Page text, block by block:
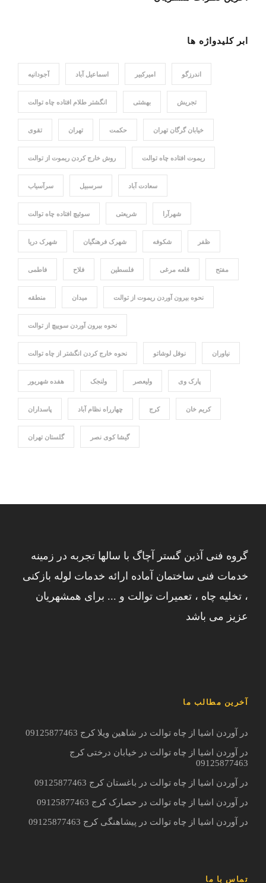
ابر کلیدواژه ها
آجودانیه اسماعیل آباد امیرکبیر اندرزگو
انگشتر طلام افتاده چاه توالت بهشتی تجریش
تقوی تهران حکمت خیابان گرگان تهران
روش خارج کردن ریموت از توالت ریموت افتاده چاه توالت
سرآسیاب سرسبیل سعادت آباد
سوئیچ افتاده چاه توالت شریعتی شهرآرا
شهرک دریا شهرک فرهنگیان شکوفه ظفر
فاطمی فلاح فلسطین قلعه مرغی مفتح
منطقه میدان نحوه بیرون آوردن ریموت از توالت
نحوه بیرون آوردن سوییچ از توالت
نحوه خارج کردن انگشتر از چاه توالت نوفل لوشاتو نیاوران
هفده شهریور ولنجک ولیعصر پارک وی
پاسداران چهارراه نظام آباد کرج کریم خان
گلستان تهران گیشا کوی نصر
گروه فنی آذین گستر آچاگ با سالها تجربه در زمینه
خدمات فنی ساختمان آماده ارائه خدمات لوله بازکنی
، تخلیه چاه ، تعمیرات توالت و ... برای همشهریان
عزیز می باشد
آخرین مطالب ما
در آوردن اشیا از چاه توالت در شاهین ویلا کرج 09125877463
در آوردن اشیا از چاه توالت در خیابان درختی کرج
09125877463
در آوردن اشیا از چاه توالت در باغستان کرج 09125877463
در آوردن اشیا از چاه توالت در حصارک کرج 09125877463
در آوردن اشیا از چاه توالت در پیشاهنگی کرج 09125877463
تماس با ما